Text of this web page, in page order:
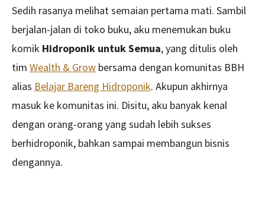
Sedih rasanya melihat semaian pertama mati. Sambil
berjalan-jalan di toko buku, aku menemukan buku
komik Hidroponik untuk Semua, yang ditulis oleh
tim Wealth & Grow bersama dengan komunitas BBH
alias Belajar Bareng Hidroponik. Akupun akhirnya
masuk ke komunitas ini. Disitu, aku banyak kenal
dengan orang-orang yang sudah lebih sukses
berhidroponik, bahkan sampai membangun bisnis
dengannya.